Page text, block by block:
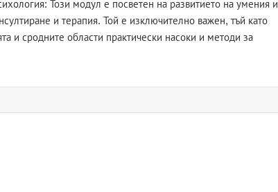
Този модул е посветен на развитието на умения и
и терапия. Той е изключително важен, тъй като
и сродните области практически насоки и методи за